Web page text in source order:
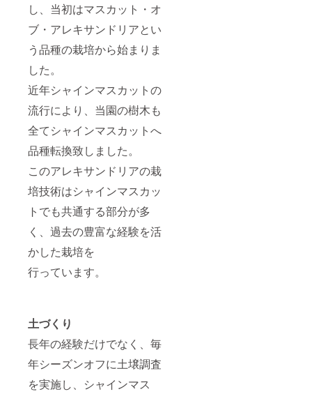
し、当初はマスカット・オ
ブ・アレキサンドリアとい
う品種の栽培から始まりま
した。
近年シャインマスカットの
流行により、当園の樹木も
全てシャインマスカットへ
品種転換致しました。
このアレキサンドリアの栽
培技術はシャインマスカッ
トでも共通する部分が多
く、過去の豊富な経験を活
かした栽培を
行っています。
土づくり
長年の経験だけでなく、毎
年シーズンオフに土壌調査
を実施し、シャインマス